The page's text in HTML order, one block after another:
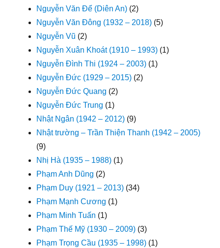
Nguyễn Văn Để (Diên An) (2)
Nguyễn Văn Đông (1932 – 2018) (5)
Nguyễn Vũ (2)
Nguyễn Xuân Khoát (1910 – 1993) (1)
Nguyễn Đình Thi (1924 – 2003) (1)
Nguyễn Đức (1929 – 2015) (2)
Nguyễn Đức Quang (2)
Nguyễn Đức Trung (1)
Nhật Ngân (1942 – 2012) (9)
Nhật trường – Trần Thiện Thanh (1942 – 2005)
(9)
Nhị Hà (1935 – 1988) (1)
Phạm Anh Dũng (2)
Phạm Duy (1921 – 2013) (34)
Phạm Mạnh Cương (1)
Phạm Minh Tuấn (1)
Phạm Thế Mỹ (1930 – 2009) (3)
Phạm Trọng Cầu (1935 – 1998) (1)